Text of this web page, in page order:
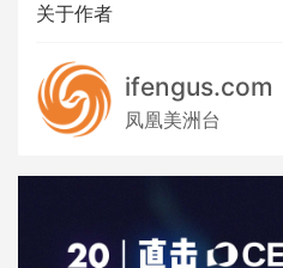
关于作者
ifengus.com
凤凰美洲台